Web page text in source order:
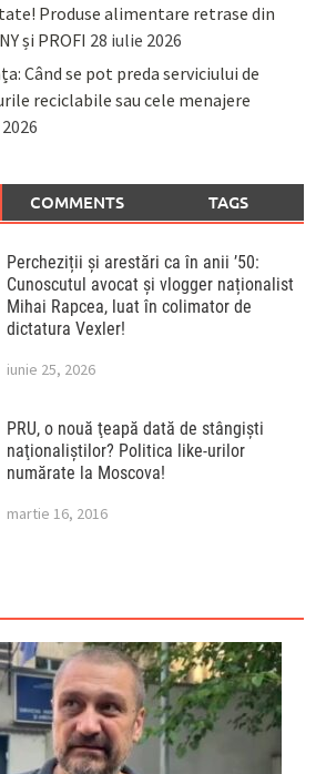
Produse alimentare retrase din
și PROFI 28 iulie 2026
Când se pot preda serviciului de
reciclabile sau cele menajere
COMMENTS TAGS
Percheziții și arestări ca în anii ’50:
Cunoscutul avocat și vlogger naționalist
Mihai Rapcea, luat în colimator de
dictatura Vexler!
iunie 25, 2026
PRU, o nouă ţeapă dată de stângişti
naţionaliştilor? Politica like-urilor
numărate la Moscova!
martie 16, 2016